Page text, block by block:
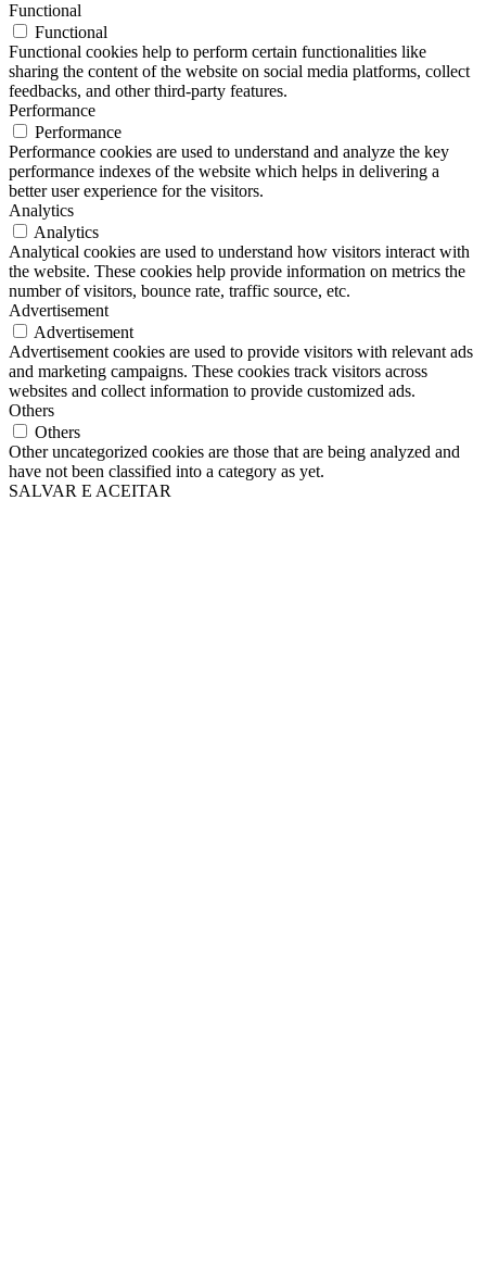
Functional
Functional
Functional cookies help to perform certain functionalities like
sharing the content of the website on social media platforms, collect
feedbacks, and other third-party features.
Performance
Performance
Performance cookies are used to understand and analyze the key
performance indexes of the website which helps in delivering a
better user experience for the visitors.
Analytics
Analytics
Analytical cookies are used to understand how visitors interact with
the website. These cookies help provide information on metrics the
number of visitors, bounce rate, traffic source, etc.
Advertisement
Advertisement
Advertisement cookies are used to provide visitors with relevant ads
and marketing campaigns. These cookies track visitors across
websites and collect information to provide customized ads.
Others
Others
Other uncategorized cookies are those that are being analyzed and
have not been classified into a category as yet.
SALVAR E ACEITAR